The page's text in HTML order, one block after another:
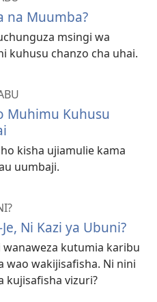
Muumba?
msingi wa
kuhusu chanzo cha uhai.
Muhimu Kuhusu
kisha ujiamulie kama
uumbaji.
Ni Kazi ya Ubuni?
wanaweza kutumia karibu
wao wakijisafisha. Ni nini
kujisafisha vizuri?